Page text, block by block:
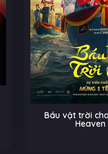
Báu vật trời
Heaven